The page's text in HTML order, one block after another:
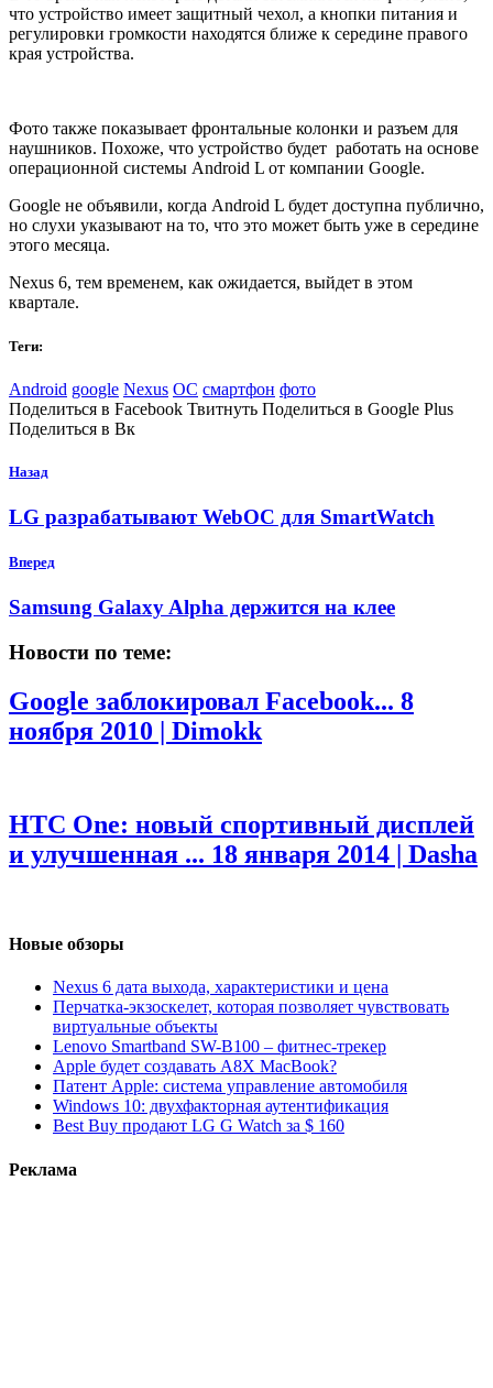
что устройство имеет защитный чехол, а кнопки питания и
регулировки громкости находятся ближе к середине правого
края устройства.
Фото также показывает фронтальные колонки и разъем для
наушников. Похоже, что устройство будет работать на основе
операционной системы Android L от компании Google.
Google не объявили, когда Android L будет доступна публично,
но слухи указывают на то, что это может быть уже в середине
этого месяца.
Nexus 6, тем временем, как ожидается, выйдет в этом
квартале.
Теги:
Android google Nexus ОС смартфон фото
Поделиться в Facebook Твитнуть Поделиться в Google Plus
Поделиться в Вк
Назад
LG разрабатывают WebOС для SmartWatch
Вперед
Samsung Galaxy Alpha держится на клее
Новости по теме:
Google заблокировал Facebook... 8
ноября 2010 | Dimokk
HTC One: новый спортивный дисплей
и улучшенная ... 18 января 2014 | Dasha
Новые обзоры
Nexus 6 дата выхода, характеристики и цена
Перчатка-экзоскелет, которая позволяет чувствовать
виртуальные объекты
Lenovo Smartband SW-B100 – фитнес-трекер
Apple будет создавать A8X MacBook?
Патент Apple: система управление автомобиля
Windows 10: двухфакторная аутентификация
Best Buy продают LG G Watch за $ 160
Реклама